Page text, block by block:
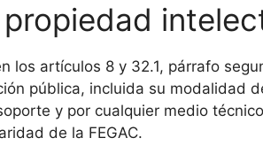
los artículos 8 y 32.1, párrafo
pública, incluida su modalidad
y por cualquier medio
de la FEGAC.